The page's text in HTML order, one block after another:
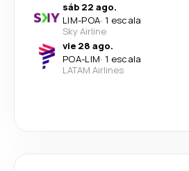
sáb 22 ago.
LIM-POA· 1 escala
Sky Airline
vie 28 ago.
POA-LIM· 1 escala
LATAM Airlines